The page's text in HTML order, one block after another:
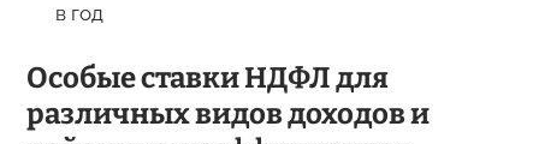
в год
Особые ставки НДФЛ для
различных видов доходов и